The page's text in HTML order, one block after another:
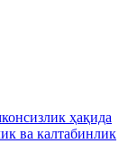
ҳақида
ва калтабинлик